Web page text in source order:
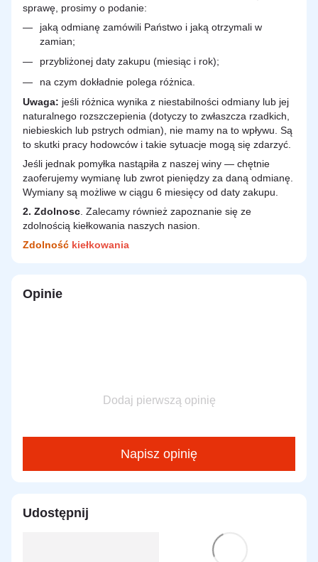
sprawę, prosimy o podanie:
jaką odmianę zamówili Państwo i jaką otrzymali w
zamian;
przybliżonej daty zakupu (miesiąc i rok);
na czym dokładnie polega różnica.
Uwaga: jeśli różnica wynika z niestabilności odmiany lub jej
naturalnego rozszczepienia (dotyczy to zwłaszcza rzadkich,
niebieskich lub pstrych odmian), nie mamy na to wpływu. Są
to skutki pracy hodowców i takie sytuacje mogą się zdarzyć.
Jeśli jednak pomyłka nastąpiła z naszej winy — chętnie
zaoferujemy wymianę lub zwrot pieniędzy za daną odmianę.
Wymiany są możliwe w ciągu 6 miesięcy od daty zakupu.
2. Zdolnosc . Zalecamy również zapoznanie się ze
zdolnością kiełkowania naszych nasion.
Zdolność kiełkowania
Opinie
Dodaj pierwszą opinię
Napisz opinię
Udostępnij